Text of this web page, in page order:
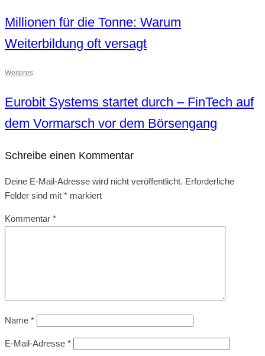
Millionen für die Tonne: Warum
Weiterbildung oft versagt
Weiteres
Eurobit Systems startet durch – FinTech auf
dem Vormarsch vor dem Börsengang
Schreibe einen Kommentar
Deine E-Mail-Adresse wird nicht veröffentlicht. Erforderliche
Felder sind mit * markiert
Kommentar *
Name *
E-Mail-Adresse *